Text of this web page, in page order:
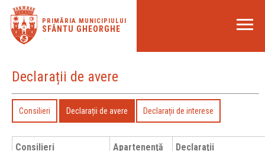
PRIMĂRIA MUNICIPIULUI
SFÂNTU GHEORGHE
Declarații de avere
Consilieri Declarații de avere Declarații de interese
Consilieri
Apartenenţă
Declaraţii